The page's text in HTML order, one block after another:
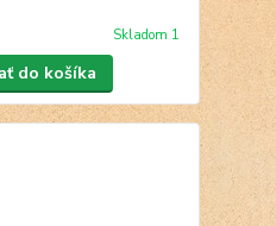
Skladom 1
do košíka